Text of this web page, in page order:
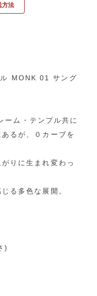
方法
MONK 01 サング
ム・テンプル共に
るが、０カーブを
りに生まれ変わっ
る多色な展開。
)